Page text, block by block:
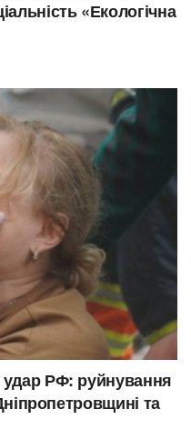
«Екологічна
РФ: руйнування
та